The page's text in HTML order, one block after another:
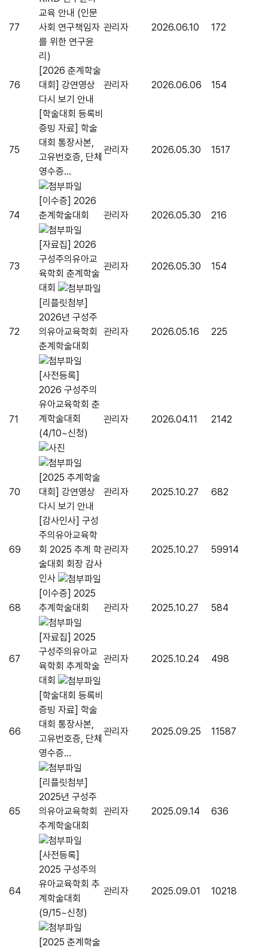
77
교육 안내 (인문
사회 연구책임자
를 위한 연구윤
리)
관리자 2026.06.10 172
76
[2026 춘계학술
대회] 강연영상
다시 보기 안내
관리자 2026.06.06 154
75
[학술대회 등록비
증빙 자료] 학술
대회 통장사본,
고유번호증, 단체
영수증...
관리자 2026.05.30 1517
74
[이수증] 2026
춘계학술대회
관리자 2026.05.30 216
73
[자료집] 2026
구성주의유아교
육학회 춘계학술
대회
관리자 2026.05.30 154
72
[리플릿첨부]
2026년 구성주
의유아교육학회
춘계학술대회
관리자 2026.05.16 225
71
[사전등록]
2026 구성주의
유아교육학회 춘
계학술대회
(4/10~신청)
관리자 2026.04.11 2142
70
[2025 추계학술
대회] 강연영상
다시 보기 안내
관리자 2025.10.27 682
69
[감사인사] 구성
주의유아교육학
회 2025 추계 학
술대회 회장 감사
인사
관리자 2025.10.27 59914
68
[이수증] 2025
추계학술대회
관리자 2025.10.27 584
67
[자료집] 2025
구성주의유아교
육학회 추계학술
대회
관리자 2025.10.24 498
66
[학술대회 등록비
증빙 자료] 학술
대회 통장사본,
고유번호증, 단체
영수증...
관리자 2025.09.25 11587
65
[리플릿첨부]
2025년 구성주
의유아교육학회
추계학술대회
관리자 2025.09.14 636
64
[사전등록]
2025 구성주의
유아교육학회 추
계학술대회
(9/15~신청)
관리자 2025.09.01 10218
[2025 춘계학술